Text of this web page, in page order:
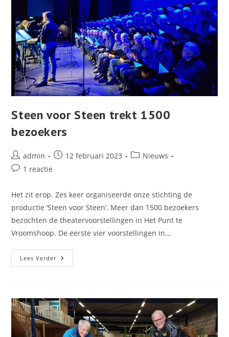
Steen voor Steen trekt 1500
bezoekers
Bericht
auteur:
admin
Bericht12 februari 2023 Berichtcategorie:
Nieuws
Bericht1 reactie
Het zit erop. Zes keer organiseerde onze stichting de
productie ‘Steen voor Steen’. Meer dan 1500 bezoekers
bezochten de theatervoorstellingen in Het Punt te
Vroomshoop. De eerste vier voorstellingen in…
Lees VerderSteen
Voor